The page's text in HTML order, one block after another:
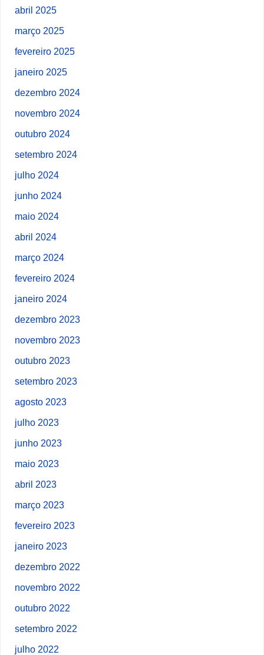
abril 2025
março 2025
fevereiro 2025
janeiro 2025
dezembro 2024
novembro 2024
outubro 2024
setembro 2024
julho 2024
junho 2024
maio 2024
abril 2024
março 2024
fevereiro 2024
janeiro 2024
dezembro 2023
novembro 2023
outubro 2023
setembro 2023
agosto 2023
julho 2023
junho 2023
maio 2023
abril 2023
março 2023
fevereiro 2023
janeiro 2023
dezembro 2022
novembro 2022
outubro 2022
setembro 2022
julho 2022